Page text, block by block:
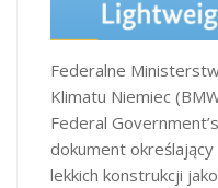
Federalne
Klimatu Niemiec
Federal
dokument
lekkich konstrukcji